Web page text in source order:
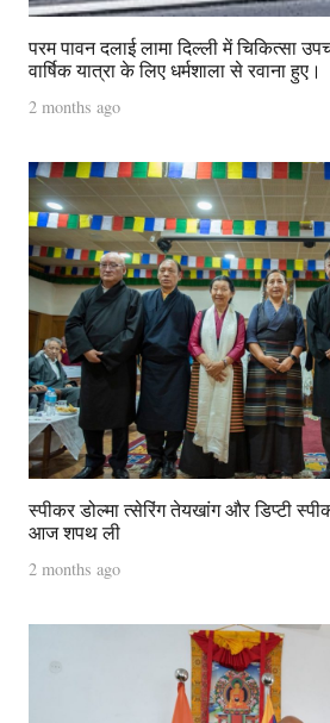
परम पावन दलाई लामा दिल्ली में चिकित्सा
वार्षिक यात्रा के लिए धर्मशाला से रवाना हुए।
2 months ago
स्पीकर डोल्मा त्सेरिंग तेयखांग और डिप्टी
आज शपथ ली
2 months ago